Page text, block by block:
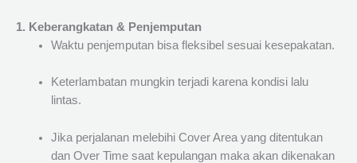
1. Keberangkatan & Penjemputan
Waktu penjemputan bisa fleksibel sesuai kesepakatan.
Keterlambatan mungkin terjadi karena kondisi lalu
lintas.
Jika perjalanan melebihi Cover Area yang ditentukan
dan Over Time saat kepulangan maka akan dikenakan